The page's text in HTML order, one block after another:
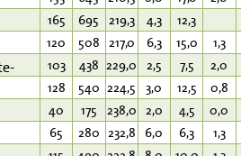
165 695 219,3 4,3 12,3
120 508 217,0 6,3 15,0 1,3
103 438 229,0 2,5 7,5 2,0
128 540 224,5 3,0 12,5 0,8
40 175 238,0 2,0 4,5 0,0
65 280 232,8 6,0 6,3 1,3